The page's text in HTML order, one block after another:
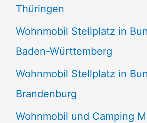
Thüringen
Wohnmobil Stellplatz in
Baden-Württemberg
Wohnmobil Stellplatz in
Brandenburg
Wohnmobil und Camping